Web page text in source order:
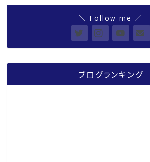
＼ Follow me ／
ブログランキング